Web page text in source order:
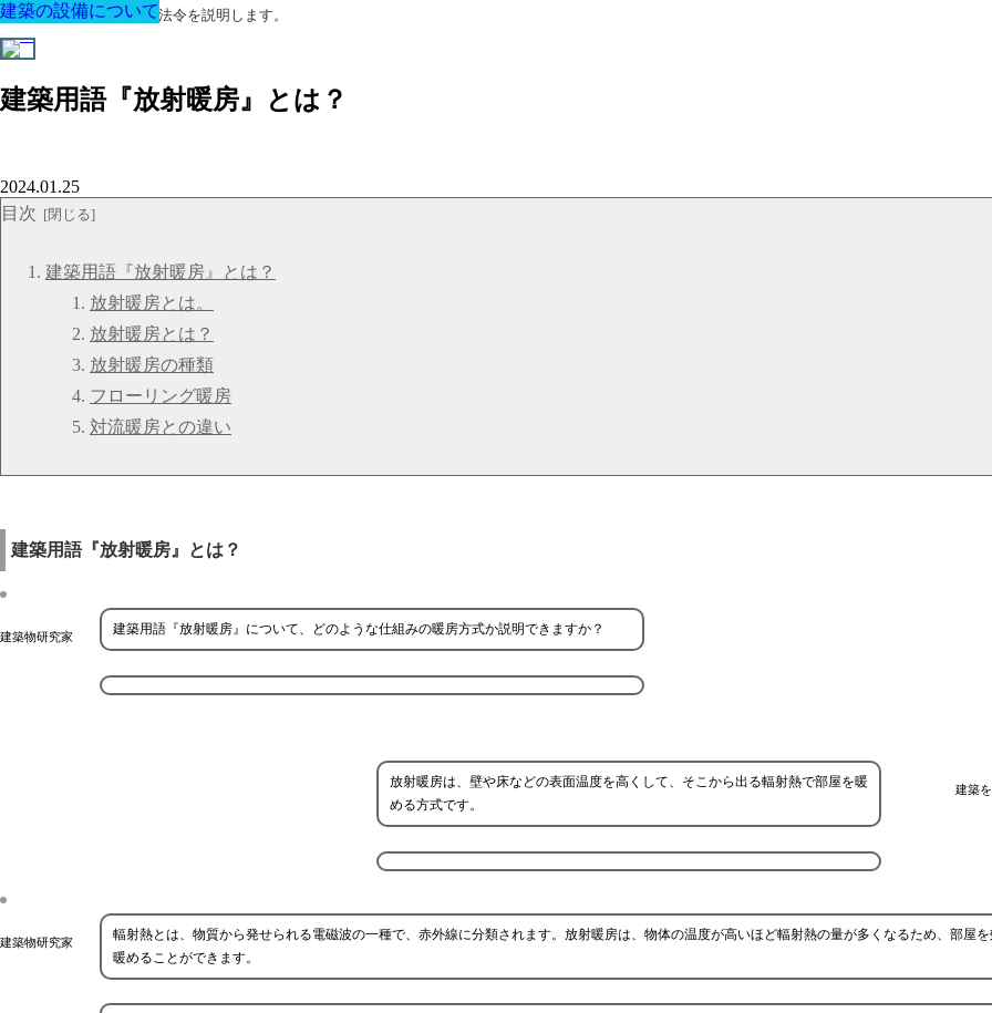
建築に関する用語と関連法令を説明します。
建築用語『放射暖房』とは？
建築の設備について
2024.01.25
目次
建築用語『放射暖房』とは？
放射暖房とは。
放射暖房とは？
放射暖房の種類
フローリング暖房
対流暖房との違い
建築用語『放射暖房』とは？
建築物研究家 建築用語『放射暖房』について、どのような仕組みの暖房方式か説明できますか？
建築
放射暖房は、壁や床などの表面温度を高くして、そこから出る輻射熱で部屋を暖
める方式です。
建築物研究家
輻射熱とは、物質から発せられる電磁波の一種で、赤外線に分類されます。放射暖房は、物体の温度が高いほど輻射熱の量が多くなるため、部屋を
暖めることができます。
建築の設備について
建築の設備について
建築の設備について
建築の設備について
建築の設備について
建築の設備について